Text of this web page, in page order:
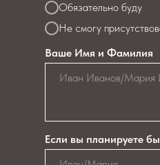
Обязательно буду
Не смогу
Ваше Имя и Фамилия
Если вы планируете